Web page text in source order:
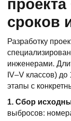
сроков
Разработку
инженерами.
IV–V классов)
этапы с
1. Сбор
выбросов: